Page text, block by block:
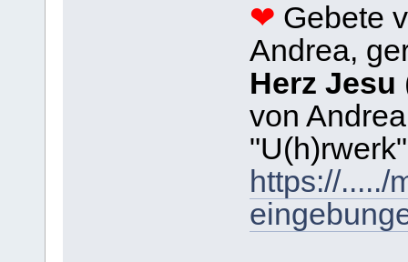
❤ Gebete
Andrea,
Herz Jesu
von
https://...../